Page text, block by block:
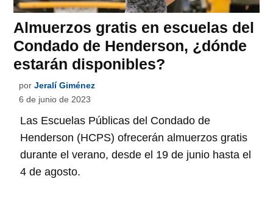
Almuerzos gratis en escuelas del
Condado de Henderson, ¿dónde
estarán disponibles?
por Jeralí Giménez
6 de junio de 2023
Las Escuelas Públicas del Condado de
Henderson (HCPS) ofrecerán almuerzos gratis
durante el verano, desde el 19 de junio hasta el
4 de agosto.